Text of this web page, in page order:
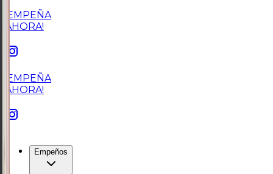
¡EMPEÑA
AHORA!
¡EMPEÑA
AHORA!
Empeños